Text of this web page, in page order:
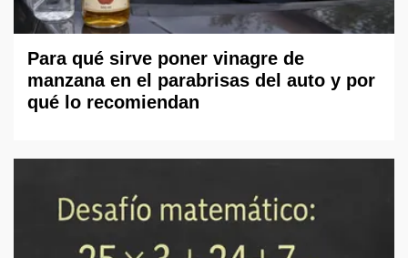
Para qué sirve poner vinagre de
manzana en el parabrisas del auto y por
qué lo recomiendan